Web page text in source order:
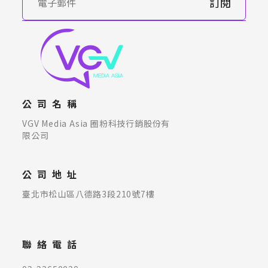
公司名稱
VGV Media Asia 圈粉科技行銷股份有
限公司
公司地址
臺北市松山區八德路3段210號7樓
聯絡電話